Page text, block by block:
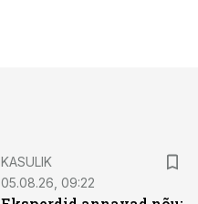
KASULIK
05.08.26, 09:22